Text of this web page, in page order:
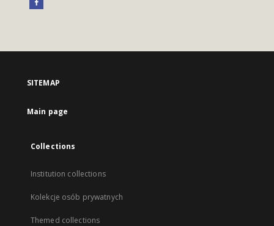
SITEMAP
Main page
Collections
Institution collections
Kolekcje osób prywatnych
Themed collections